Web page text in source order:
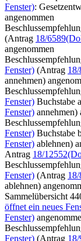
Fenster):
angenommen
(Antrag 18/6589
angenommen
Fenster) (Antrag
annehmen)
Fenster) Buchstabe
Fenster) annehmen)
Fenster) Buchstabe
Fenster) ablehnen)
Antrag 18/12552
Fenster) (Antrag
ablehnen)
Sammelübersicht
öffnet ein neues
Fenster)
Fenster) (Antrag